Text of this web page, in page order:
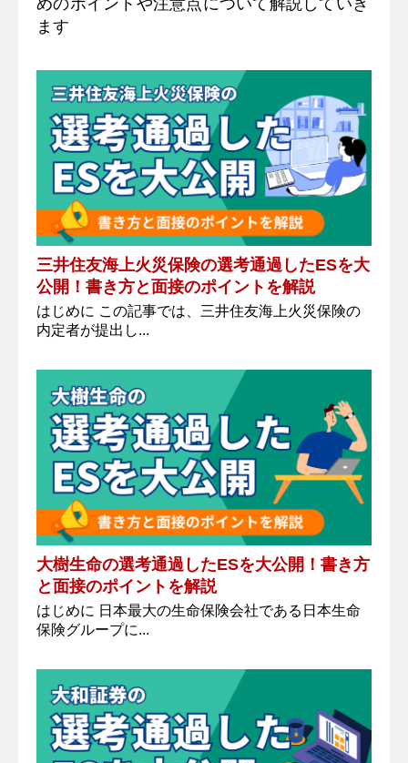
ます
三井住友海上火災保険の選考通過したESを大
公開！書き方と面接のポイントを解説
はじめに この記事では、三井住友海上火災保険の
内定者が提出し...
大樹生命の選考通過したESを大公開！書き方
と面接のポイントを解説
はじめに 日本最大の生命保険会社である日本生命
保険グループに...